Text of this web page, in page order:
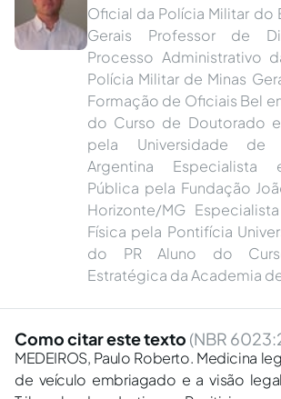
Oficial da Polícia Militar do
Gerais Professor de
Processo Administrativo
Polícia Militar de Minas
Formação de Oficiais Bel
do Curso de Doutorado
pela Universidade de
Argentina Especialista
Pública pela Fundação
Horizonte/MG
Física pela Pontifícia
do PR Aluno do
Estratégica da Academia
Como citar este texto (NBR
MEDEIROS, Paulo Roberto. Medicina
de veículo embriagado e a visão